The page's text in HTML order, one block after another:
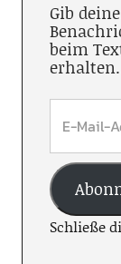
Gib
beim
erhalten.
Schließe